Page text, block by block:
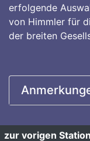
zur vorigen Station
erfolgende
von Himmler für
der breiten